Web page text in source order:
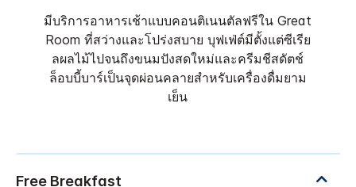
มีบริการอาหารเช้าแบบคอนติเนนตัลฟรีใน Great
Room ที่สว่างและโปร่งสบาย บุฟเฟ่ต์มีตั้งแต่ซีเรีย
ลผลไม้ไปจนถึงขนมปังสดใหม่และครีมชีสดัตช์
ล็อบบี้บาร์เป็นจุดผ่อนคลายสำหรับเครื่องดื่มยาม
เย็น